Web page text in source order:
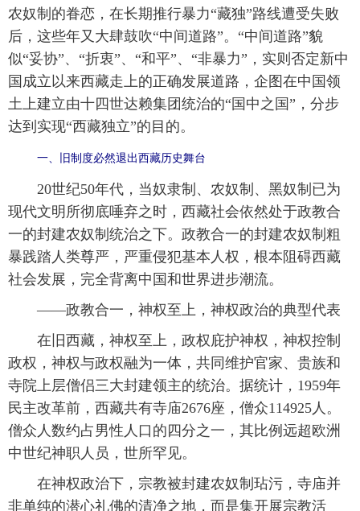
农奴制的眷恋，在长期推行暴力“藏独”路线遭受失败
后，这些年又大肆鼓吹“中间道路”。“中间道路”貌
似“妥协”、“折衷”、“和平”、“非暴力”，实则否定新中
国成立以来西藏走上的正确发展道路，企图在中国领
土上建立由十四世达赖集团统治的“国中之国”，分步
达到实现“西藏独立”的目的。
一、旧制度必然退出西藏历史舞台
20世纪50年代，当奴隶制、农奴制、黑奴制已为
现代文明所彻底唾弃之时，西藏社会依然处于政教合
一的封建农奴制统治之下。政教合一的封建农奴制粗
暴践踏人类尊严，严重侵犯基本人权，根本阻碍西藏
社会发展，完全背离中国和世界进步潮流。
——政教合一，神权至上，神权政治的典型代表
在旧西藏，神权至上，政权庇护神权，神权控制
政权，神权与政权融为一体，共同维护官家、贵族和
寺院上层僧侣三大封建领主的统治。据统计，1959年
民主改革前，西藏共有寺庙2676座，僧众114925人。
僧众人数约占男性人口的四分之一，其比例远超欧洲
中世纪神职人员，世所罕见。
在神权政治下，宗教被封建农奴制玷污，寺庙并
非单纯的潜心礼佛的清净之地，而是集开展宗教活